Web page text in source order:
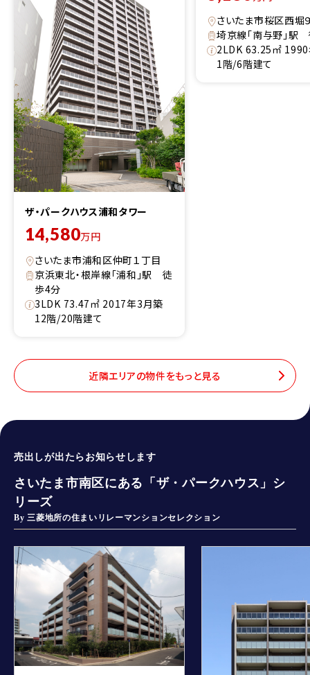
ザ・パークハウス浦和タワー
14,580万円
さいたま市浦和区仲町１丁目
京浜東北・根岸線「浦和」駅 徒
歩4分
3LDK 73.47㎡ 2017年3月築
12階/20階建て
さいたま市桜区西堀
埼京線「南与野」駅
2LDK 63.25㎡
1階/6階建て
近隣エリアの物件をもっと見る
売出しが出たらお知らせします
さいたま市南区にある「ザ・パークハウス」シ
リーズ
By 三菱地所の住まいリレーマンションセレクション